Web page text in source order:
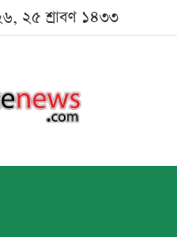
২৫ শ্রাবণ ১৪৩৩